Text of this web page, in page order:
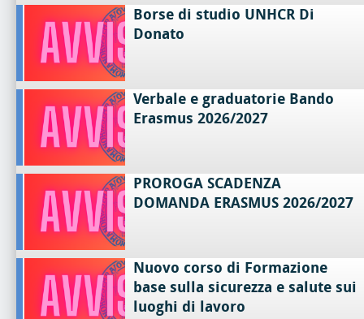
Borse di studio UNHCR Di
Donato
Verbale e graduatorie Bando
Erasmus 2026/2027
PROROGA SCADENZA
DOMANDA ERASMUS 2026/2027
Nuovo corso di Formazione
base sulla sicurezza e salute sui
luoghi di lavoro